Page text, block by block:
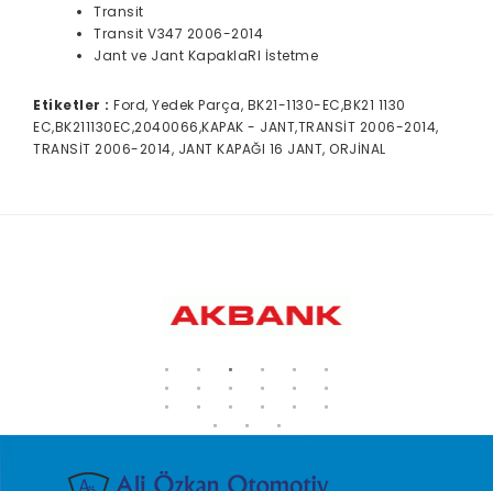
Transit
Transit V347 2006-2014
Jant ve Jant KapaklaRI İstetme
Etiketler : Ford, Yedek Parça, BK21-1130-EC,BK21 1130
EC,BK211130EC,2040066,KAPAK - JANT,TRANSİT 2006-2014,
TRANSİT 2006-2014, JANT KAPAĞI 16 JANT, ORJİNAL